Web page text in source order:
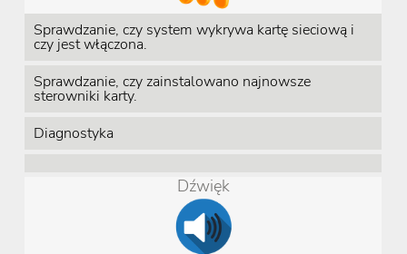
Sprawdzanie, czy system wykrywa kartę sieciową i
czy jest włączona.
Sprawdzanie, czy zainstalowano najnowsze
sterowniki karty.
Diagnostyka
Dźwięk